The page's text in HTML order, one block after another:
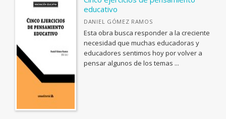
ARTE Y DISEÑO INDUSTRIAL / COMERCIAL
ASTRONOMÍA, ESPACIO Y TIEMPO
BIBLIOTECAS Y CIENCIAS DE LA INFORMACIÓN
BIOGRAFÍA: GENERAL
BIOLOGIA, CIENCIAS DE LA VIDA
Ver todas... (110)
educativo
DANIEL GÓMEZ RAMOS
Esta obra busca responder a la creciente
necesidad que muchas educadoras y
educadores sentimos hoy por volver a
pensar algunos de los temas ...